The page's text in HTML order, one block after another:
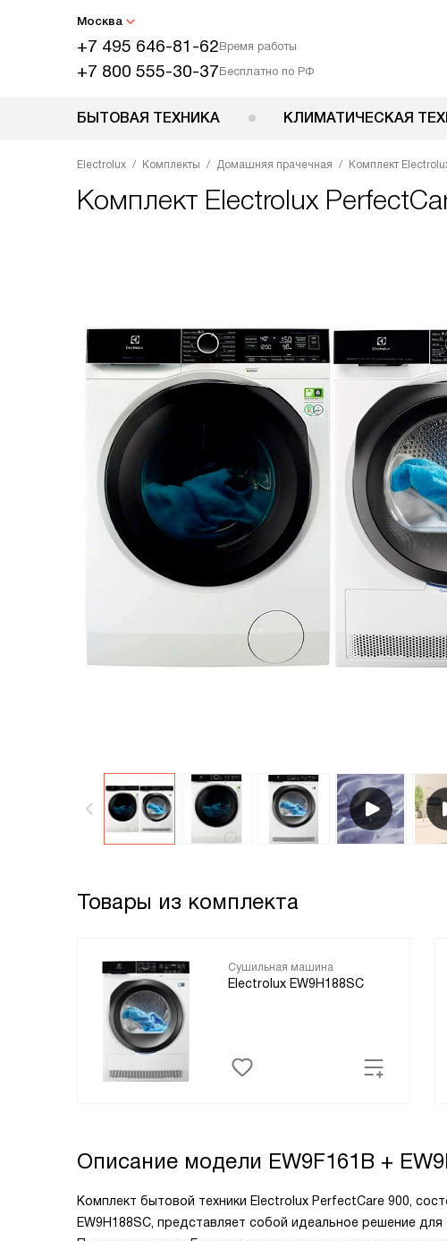
Москва
+7 495 646-81-62Время работы
+7 800 555-30-37Бесплатно по РФ
БЫТОВАЯ ТЕХНИКА КЛИМАТИЧЕСКАЯ
Electrolux Комплекты Домашняя прачечная Комплект
Комплект Electrolux
Товары из комплекта
Сушильная машина
Electrolux EW9H188SC
Описание модели EW9F161B +
Комплект бытовой техники Electrolux PerfectCare 900,
EW9H188SC, представляет собой идеальное решение